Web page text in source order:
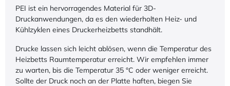
PEI ist ein hervorragendes Material für 3D-
Druckanwendungen, da es den wiederholten Heiz- und
Kühlzyklen eines Druckerheizbetts standhält.
Drucke lassen sich leicht ablösen, wenn die Temperatur des
Heizbetts Raumtemperatur erreicht. Wir empfehlen immer
zu warten, bis die Temperatur 35 °C oder weniger erreicht.
Sollte der Druck noch an der Platte haften, biegen Sie